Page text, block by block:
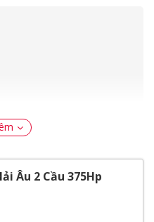
ChengLong Hải
Âu 2 Cầu 375Hp